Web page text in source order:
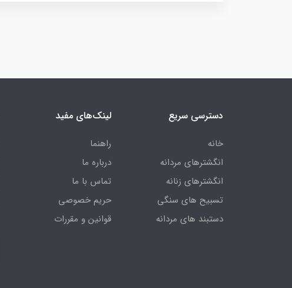
دسترسی سریع
خانه
انگشترهای مردانه
انگشترهای زنانه
تسبیح های سنگی
دستبند های مردانه
لینک‌های مفید
راهنما
درباره ما
تماس با ما
حریم خصوصی
قوانین و مقررات